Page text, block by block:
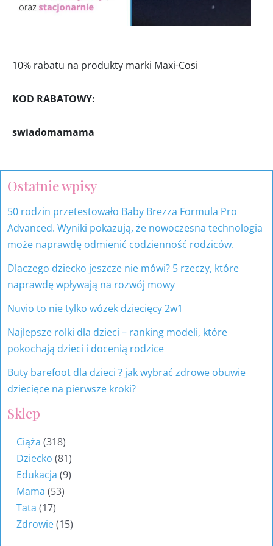
10% rabatu na produkty marki Maxi-Cosi
KOD RABATOWY:
swiadomamama
Ostatnie wpisy
50 rodzin przetestowało Baby Brezza Formula Pro
Advanced. Wyniki pokazują, że nowoczesna technologia
może naprawdę odmienić codzienność rodziców.
Dlaczego dziecko jeszcze nie mówi? 5 rzeczy, które
naprawdę wpływają na rozwój mowy
Nuvio to nie tylko wózek dziecięcy 2w1
Najlepsze rolki dla dzieci – ranking modeli, które
pokochają dzieci i docenią rodzice
Buty barefoot dla dzieci ? jak wybrać zdrowe obuwie
dziecięce na pierwsze kroki?
Sklep
Ciąża 318
318
Dziecko 81
81
Edukacja 9
9
Mama 53
53
Tata 17
17
Zdrowie 15
15